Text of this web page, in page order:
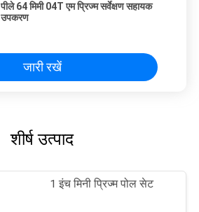
पीले 64 मिमी 04T एम प्रिज्म सर्वेक्षण सहायक
उपकरण
जारी रखें
शीर्ष उत्पाद
1 इंच मिनी प्रिज्म पोल सेट